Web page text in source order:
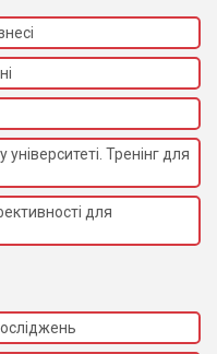
Тренінг для
для